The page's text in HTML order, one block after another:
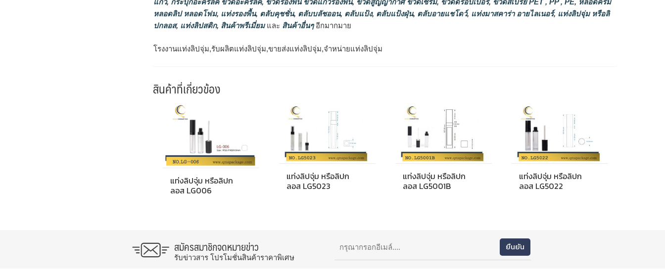
แก้ว, กระปุกอะคริลิค ขวดอะคริลิค, ขวดรองพื้น ขวดแก้วรองพื้น, ขวดสูญญากาศ ขวดเซรั่ม, ขวดดรอปเปอร์, ขวดสเปรย์ PET , PP , PE, หลอดครีม
หลอดลิป หลอดโฟม, แท่งรองพื้น, ตลับคุชชั่น, ตลับบลัชออน, ตลับแป้ง, ตลับแป้งฝุ่น, ตลับอายแชโดว์, แท่งมาสคาร่า อายไลเนอร์, แท่งลิปจุ่ม หรือลิ
ปกลอส, แท่งลิปสติก, สินค้าพรีเมี่ยมและ สินค้าอื่นๆอีกมากมาย
โรงงานแท่งลิปจุ่ม,รับผลิตแท่งลิปจุ่ม,ขายส่งแท่งลิปจุ่ม,จำหน่ายแท่งลิปจุ่ม
สินค้าที่เกี่ยวข้อง
แท่งลิปจุ่ม หรือลิปก
ลอส LG006
แท่งลิปจุ่ม หรือลิปก
ลอส LG5023
แท่งลิปจุ่ม หรือลิปก
ลอส LG5001B
แท่งลิปจุ่ม หรือลิปก
ลอส LG5022
สมัครสมาชิกจดหมายข่าว
รับข่าวสาร โปรโมชั่นสินค้าราคาพิเศษ